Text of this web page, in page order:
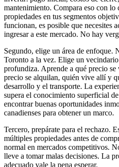
mantenimiento. Compara eso con lo
propiedades en tus segmentos
funcionan, es posible que necesites
ingresar a este mercado. No hay
Segundo, elige un área de enfoque.
Toronto a la vez. Elige un
profundiza. Aprende a qué precio se
precio se alquilan, quién vive allí y
desarrollo y el transporte. La
supera el conocimiento superficial
encontrar buenas oportunidades
canadienses para obtener un marco.
Tercero, prepárate para el rechazo.
múltiples propiedades antes de
normal en mercados competitivos.
lleve a tomar malas decisiones. La
adecuado vale la pena esperar.